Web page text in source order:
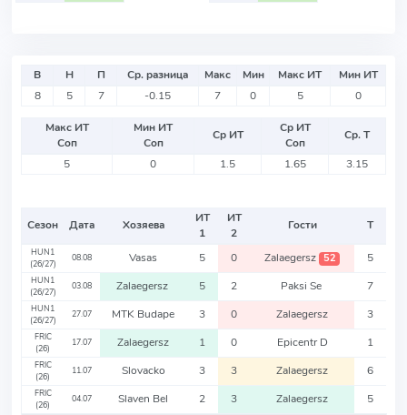
В Н П Ср. разница Макс Мин Макс ИТ
Мин ИТ
8
5 7 -0.15 7 0 5 0
Макс ИТ
Соп
Мин ИТ
Соп
Ср ИТ
Ср ИТ
Соп
Ср. Т
5
0 1.5 1.65 3.15
Сезон Дата Хозяева
ИТ
1
ИТ
2
Гости Т
HUN1
(26/27)
08.08 Vasas 5 0 Zalaegersz 52 5
HUN1
(26/27)
03.08 Zalaegersz 5 2 Paksi Se 7
HUN1
(26/27)
27.07 MTK Budape 3 0 Zalaegersz 3
FRIC
(26)
17.07 Zalaegersz 1 0 Epicentr D 1
FRIC
(26)
11.07 Slovacko 3 3 Zalaegersz 6
FRIC
(26)
04.07 Slaven Bel 2 3 Zalaegersz
5